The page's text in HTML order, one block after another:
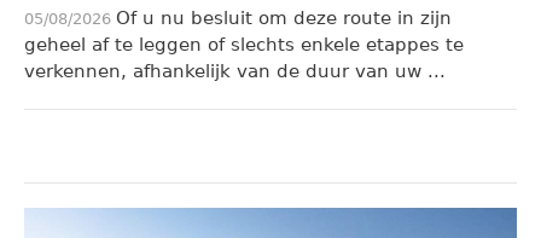
05/08/2026 Of u nu besluit om deze route in zijn
geheel af te leggen of slechts enkele etappes te
verkennen, afhankelijk van de duur van uw ...